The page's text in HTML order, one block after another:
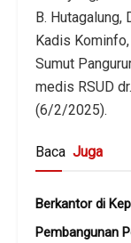
B. Hutagalung,
Kadis
Sumut
medis RSUD
(6/2/2025).
Baca Juga
Berkantor di
Pembangunan